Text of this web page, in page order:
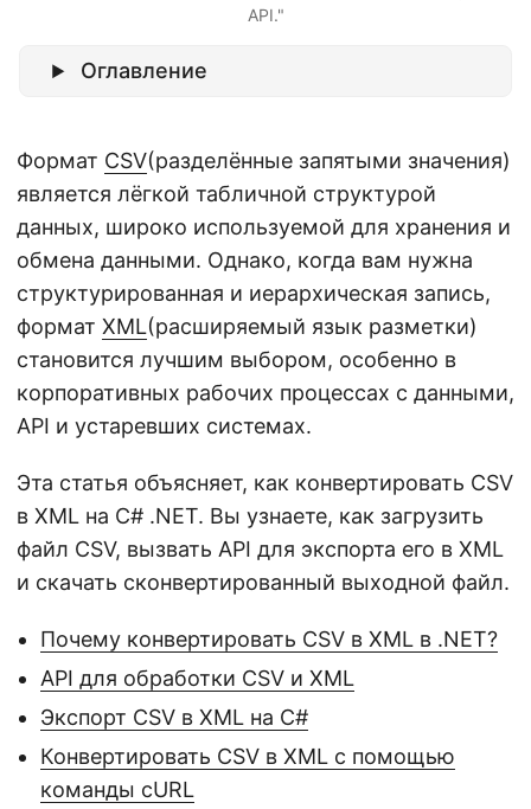
API."
Оглавление
Формат CSV(разделённые запятыми значения)
является лёгкой табличной структурой
данных, широко используемой для хранения и
обмена данными. Однако, когда вам нужна
структурированная и иерархическая запись,
формат XML(расширяемый язык разметки)
становится лучшим выбором, особенно в
корпоративных рабочих процессах с данными,
API и устаревших системах.
Эта статья объясняет, как конвертировать CSV
в XML на C# .NET. Вы узнаете, как загрузить
файл CSV, вызвать API для экспорта его в XML
и скачать сконвертированный выходной файл.
Почему конвертировать CSV в XML в .NET?
API для обработки CSV и XML
Экспорт CSV в XML на C#
Конвертировать CSV в XML с помощью
команды cURL